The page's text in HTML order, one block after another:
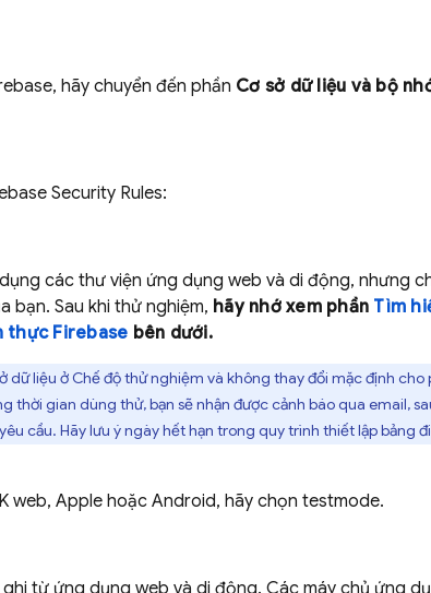
, hãy chuyển đến phần Cơ sở dữ liệu và bộ
Security Rules:
các thư viện ứng dụng web và di động, nhưng
bạn. Sau khi thử nghiệm, hãy nhớ xem phần Tìm
thực Firebase bên dưới.
dữ liệu ở Chế độ thử nghiệm và không thay đổi mặc định
thời gian dùng thử, bạn sẽ nhận được cảnh báo qua email,
cầu. Hãy lưu ý ngày hết hạn trong quy trình thiết lập bảng
web, Apple hoặc Android, hãy chọn testmode.
từ ứng dụng web và di động. Các máy chủ ứng